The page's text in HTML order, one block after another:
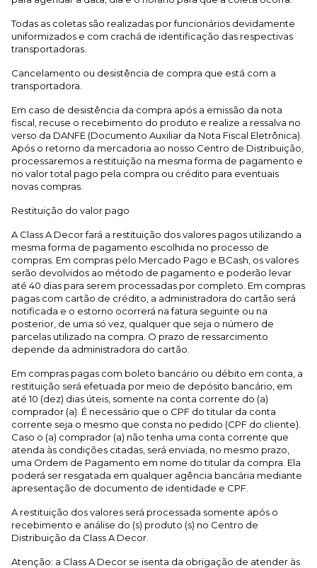
Todas as coletas são realizadas por funcionários devidamente
uniformizados e com crachá de identificação das respectivas
transportadoras.
Cancelamento ou desistência de compra que está com a
transportadora.
Em caso de desistência da compra após a emissão da nota
fiscal, recuse o recebimento do produto e realize a ressalva no
verso da DANFE (Documento Auxiliar da Nota Fiscal Eletrônica).
Após o retorno da mercadoria ao nosso Centro de Distribuição,
processaremos a restituição na mesma forma de pagamento e
no valor total pago pela compra ou crédito para eventuais
novas compras.
Restituição do valor pago
A Class A Decor fará a restituição dos valores pagos utilizando a
mesma forma de pagamento escolhida no processo de
compras. Em compras pelo Mercado Pago e BCash, os valores
serão devolvidos ao método de pagamento e poderão levar
até 40 dias para serem processadas por completo. Em compras
pagas com cartão de crédito, a administradora do cartão será
notificada e o estorno ocorrerá na fatura seguinte ou na
posterior, de uma só vez, qualquer que seja o número de
parcelas utilizado na compra. O prazo de ressarcimento
depende da administradora do cartão.
Em compras pagas com boleto bancário ou débito em conta, a
restituição será efetuada por meio de depósito bancário, em
até 10 (dez) dias úteis, somente na conta corrente do (a)
comprador (a). É necessário que o CPF do titular da conta
corrente seja o mesmo que consta no pedido (CPF do cliente).
Caso o (a) comprador (a) não tenha uma conta corrente que
atenda às condições citadas, será enviada, no mesmo prazo,
uma Ordem de Pagamento em nome do titular da compra. Ela
poderá ser resgatada em qualquer agência bancária mediante
apresentação de documento de identidade e CPF.
A restituição dos valores será processada somente após o
recebimento e análise do (s) produto (s) no Centro de
Distribuição da Class A Decor.
Atenção: a Class A Decor se isenta da obrigação de atender às